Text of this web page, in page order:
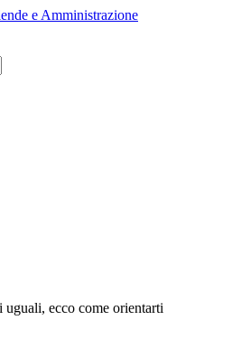
Aziende e
ecco come orientarti